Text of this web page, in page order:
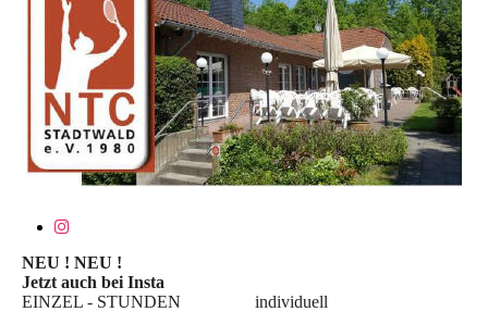
NEU ! NEU !
Jetzt auch bei Insta
EINZEL - STUNDEN individuell